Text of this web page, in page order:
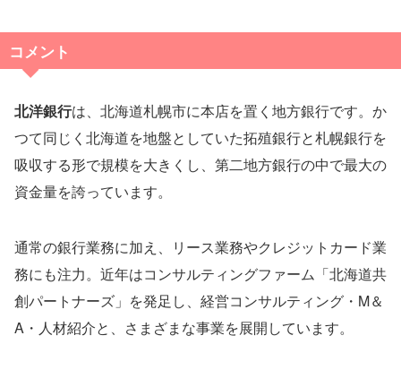
コメント
北洋銀行は、北海道札幌市に本店を置く地方銀行です。か
つて同じく北海道を地盤としていた拓殖銀行と札幌銀行を
吸収する形で規模を大きくし、第二地方銀行の中で最大の
資金量を誇っています。
通常の銀行業務に加え、リース業務やクレジットカード業
務にも注力。近年はコンサルティングファーム「北海道共
創パートナーズ」を発足し、経営コンサルティング・M＆
A・人材紹介と、さまざまな事業を展開しています。